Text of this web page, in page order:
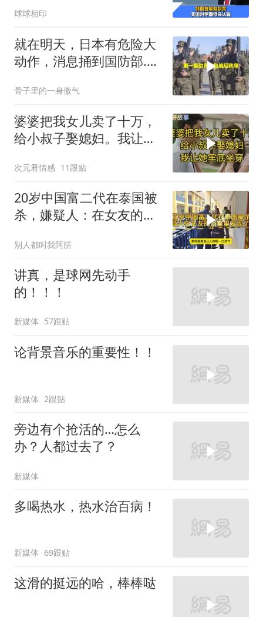
球球相印
就在明天，日本有危险大
动作，消息捅到国防部.中
骨子里的一身傲气
婆婆把我女儿卖了十万，
给小叔子娶媳妇。我让她
次元君情感 11跟贴
20岁中国富二代在泰国被
杀，嫌疑人：在女友的浴
别人都叫我阿腈
讲真，是球网先动手
的！！！
新媒体 57跟贴
论背景音乐的重要性！！
新媒体 2跟贴
旁边有个抢活的…怎么
办？人都过去了？
新媒体
多喝热水，热水治百病！
新媒体 69跟贴
这滑的挺远的哈，棒棒哒